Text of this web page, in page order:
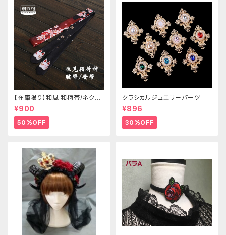
【在庫限り】和風 和柄帯/ネクタ
イ/リボン（狐面/金魚
¥900
50%OFF
クラシカルジュエリーパーツ
¥896
30%OFF